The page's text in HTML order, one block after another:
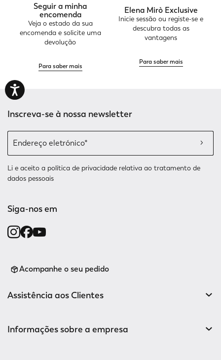
Seguir a minha
encomenda
Veja o estado da sua
encomenda e solicite uma
devolução
Para saber mais
Elena Mirò Exclusive
Inicie sessão ou registe-se e
descubra todas as
vantagens
Para saber mais
Inscreva-se à nossa newsletter
Li e aceito a política de privacidade relativa ao tratamento de
dados pessoais
Siga-nos em
Acompanhe o seu pedido
Assistência aos Clientes
Informações sobre a empresa